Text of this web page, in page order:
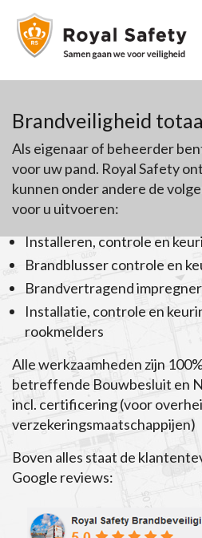
Brandveiligheid
Als eigenaar of beheerder
voor uw pand. Royal Safety
kunnen onder andere de
voor u uitvoeren:
Installeren, controle en
Brandblusser controle en
Brandvertragend
Installatie, controle en
rookmelders
Alle werkzaamheden zijn
betreffende Bouwbesluit en
incl. certificering (voor
verzekeringsmaatschappijen)
Boven alles staat de
Google reviews: